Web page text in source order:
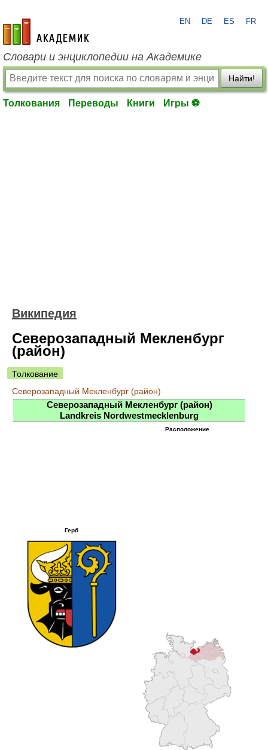
academic.ru
EN DE ES FR
Словари и энциклопедии на Академике
Найти!
Толкования Переводы Книги Игры ⚽
Википедия
Северозападный Мекленбург
(район)
Толкование
Северозападный Мекленбург (район)
Северозападный Мекленбург (район)
Landkreis Nordwestmecklenburg
Герб
Расположение